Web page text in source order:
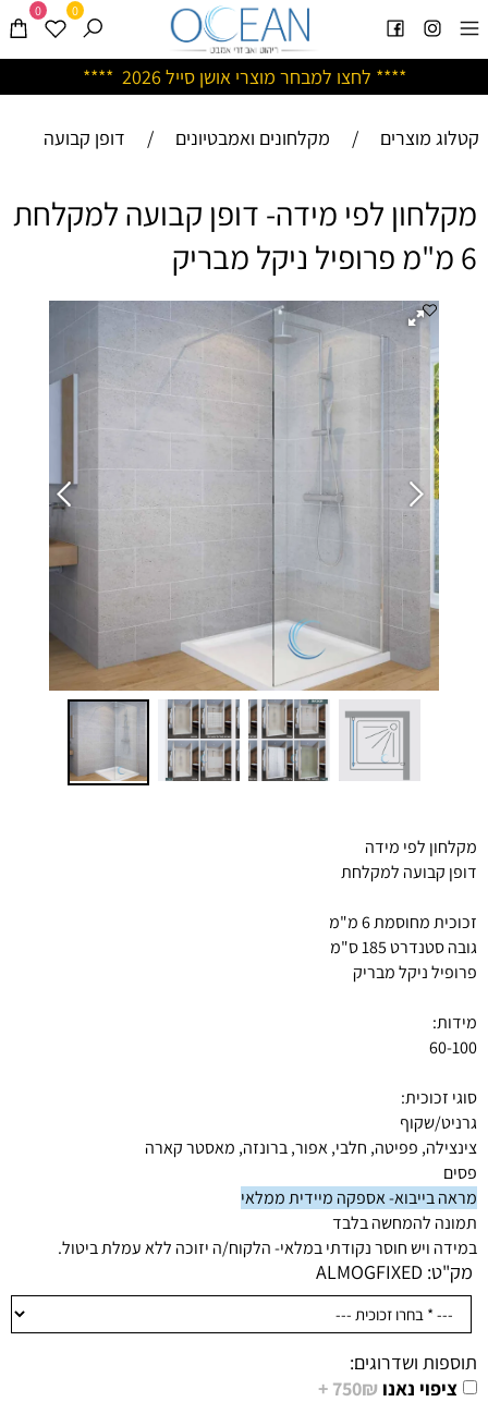
**** לחצו למבחר מוצרי אושן סייל 2026 ****
0 0
קטלוג מוצרים / מקלחונים ואמבטיונים / דופן קבועה
מקלחון לפי מידה- דופן קבועה למקלחת
6 מ"מ פרופיל ניקל מבריק
מקלחון לפי מידה
דופן קבועה למקלחת
זכוכית מחוסמת 6 מ"מ
גובה סטנדרט 185 ס"מ
פרופיל ניקל מבריק
מידות:
60-100
סוגי זכוכית:
גרניט/שקוף
צינצילה, פפיטה, חלבי, אפור, ברונזה, מאסטר קארה
פסים
מראה בייבוא- אספקה מיידית ממלאי
תמונה להמחשה בלבד
במידה ויש חוסר נקודתי במלאי- הלקוח/ה יזוכה ללא עמלת ביטול.
מק"ט: ALMOGFIXED
תוספות ושדרוגים:
ציפוי נאנו 750₪ +